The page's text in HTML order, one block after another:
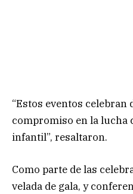
“Estos eventos celebran
compromiso en la
infantil”, resaltaron.
Como parte de las
velada de gala, y